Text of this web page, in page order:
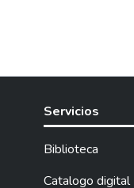
a la
Servicios
Biblioteca
Catalogo digital